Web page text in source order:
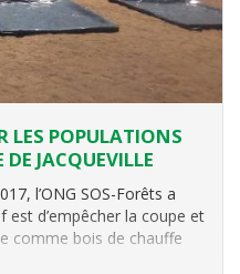
LES POPULATIONS
DE JACQUEVILLE
l’ONG SOS-Forêts a
est d’empêcher la coupe et
comme bois de chauffe
technique de production